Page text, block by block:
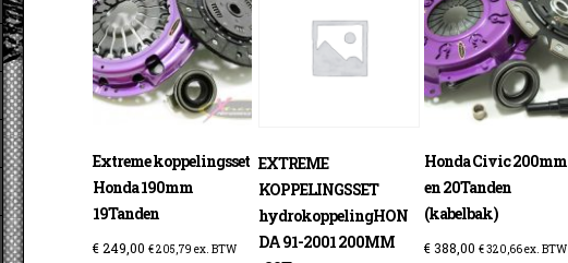
Extreme koppelingsset
Honda 190mm
19Tanden
€249,00 €205,79 ex. BTW
EXTREME
KOPPELINGSSET
hydrokoppelingHON
DA 91-2001 200MM
Honda Civic 200mm
en 20Tanden
(kabelbak)
€388,00 €320,66ex. BTW